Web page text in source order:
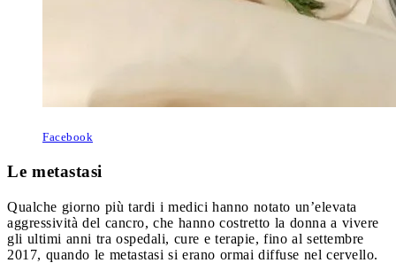
Facebook
Le metastasi
Qualche giorno più tardi i medici hanno notato un’elevata
aggressività del cancro, che hanno costretto la donna a vivere
gli ultimi anni tra ospedali, cure e terapie, fino al settembre
2017, quando le metastasi si erano ormai diffuse nel cervello.